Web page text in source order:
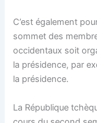
C’est également
sommet des
occidentaux soit
la présidence, par
la présidence.
La République